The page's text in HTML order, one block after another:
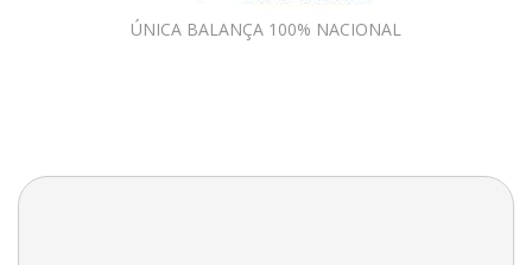
ÚNICA BALANÇA 100% NACIONAL